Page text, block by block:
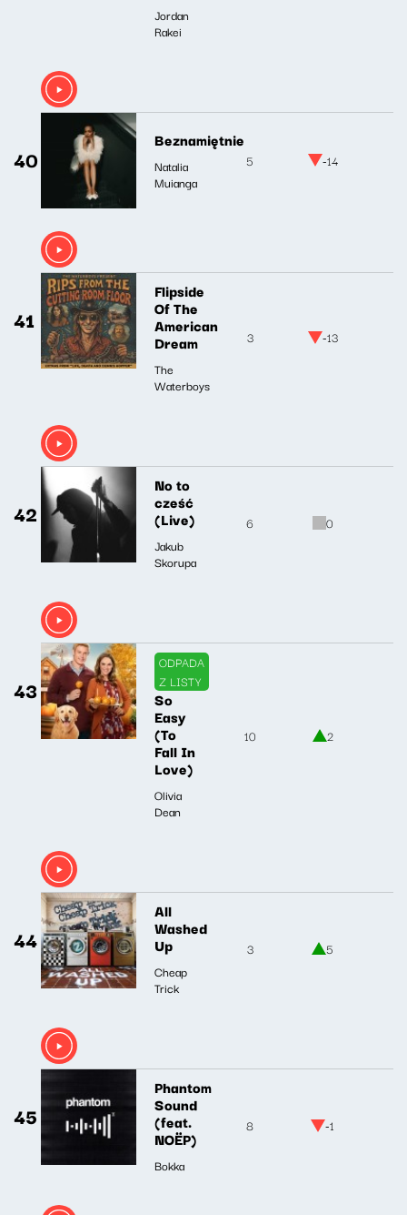
Jordan
Rakei
40
Beznamiętnie
Natalia
Muianga
5 -14
41
Flipside
Of The
American
Dream
The
Waterboys
3 -13
42
No to
cześć
(Live)
Jakub
Skorupa
6 0
43
ODPADA
Z LISTY
So
Easy
(To
Fall In
Love)
Olivia
Dean
10 2
44
All
Washed
Up
Cheap
Trick
3 5
45
Phantom
Sound
(feat.
NOËP)
Bokka
8 -1